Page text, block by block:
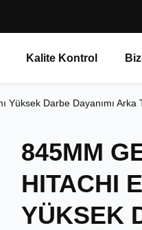
Kalite Kontrol
Yüksek Darbe Dayanımı Arka
845MM
HITACHI
YÜKSEK